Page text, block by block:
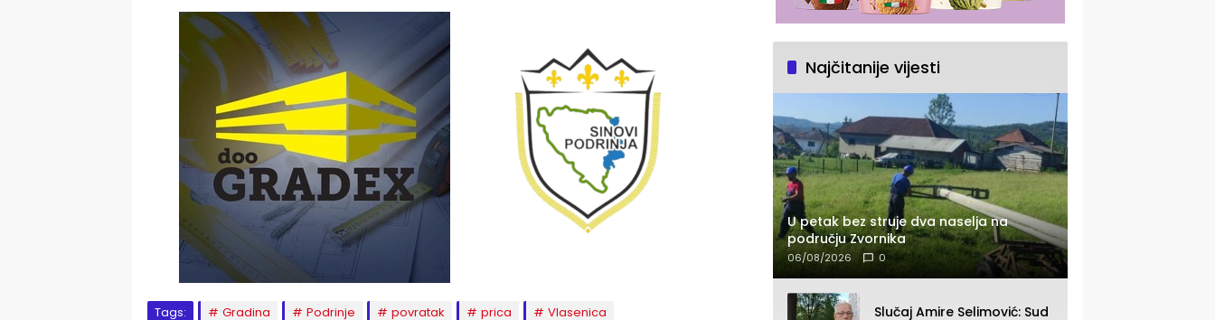
Tags: Gradina Podrinje povratak prica Vlasenica
Najčitanije vijesti
U petak bez struje dva naselja na
području Zvornika
06/08/2026 0
Slučaj Amire Selimović: Sud